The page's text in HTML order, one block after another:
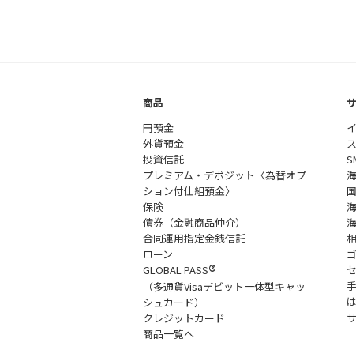
商品
円預金
外貨預金
投資信託
プレミアム・デポジット〈為替オプ
ション付仕組預金〉
保険
債券（金融商品仲介）
合同運用指定金銭信託
ローン
GLOBAL PASS®
（多通貨Visaデビット一体型キャッ
シュカード）
クレジットカード
商品一覧へ